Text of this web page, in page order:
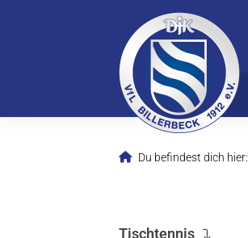
Du befindest dich hier:
Tischtennis